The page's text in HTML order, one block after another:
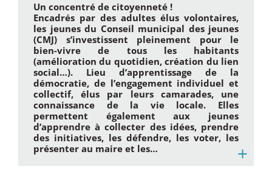
Un concentré de citoyenneté !
Encadrés par des adultes élus volontaires,
les jeunes du Conseil municipal des jeunes
(CMJ) s’investissent pleinement pour le
bien-vivre de tous les habitants
(amélioration du quotidien, création du lien
social…). Lieu d’apprentissage de la
démocratie, de l’engagement individuel et
collectif, élus par leurs camarades, une
connaissance de la vie locale. Elles
permettent également aux jeunes
d’apprendre à collecter des idées, prendre
des initiatives, les défendre, les voter, les
présenter au maire et les…
+